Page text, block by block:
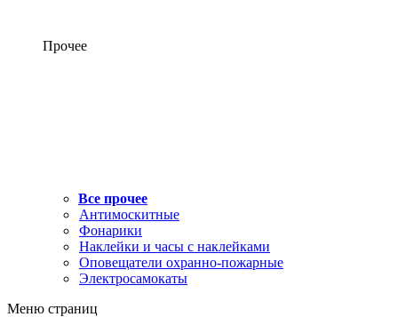
Прочее
Все прочее
Антимоскитные
Фонарики
Наклейки и часы с наклейками
Оповещатели охранно-пожарные
Электросамокаты
Меню страниц